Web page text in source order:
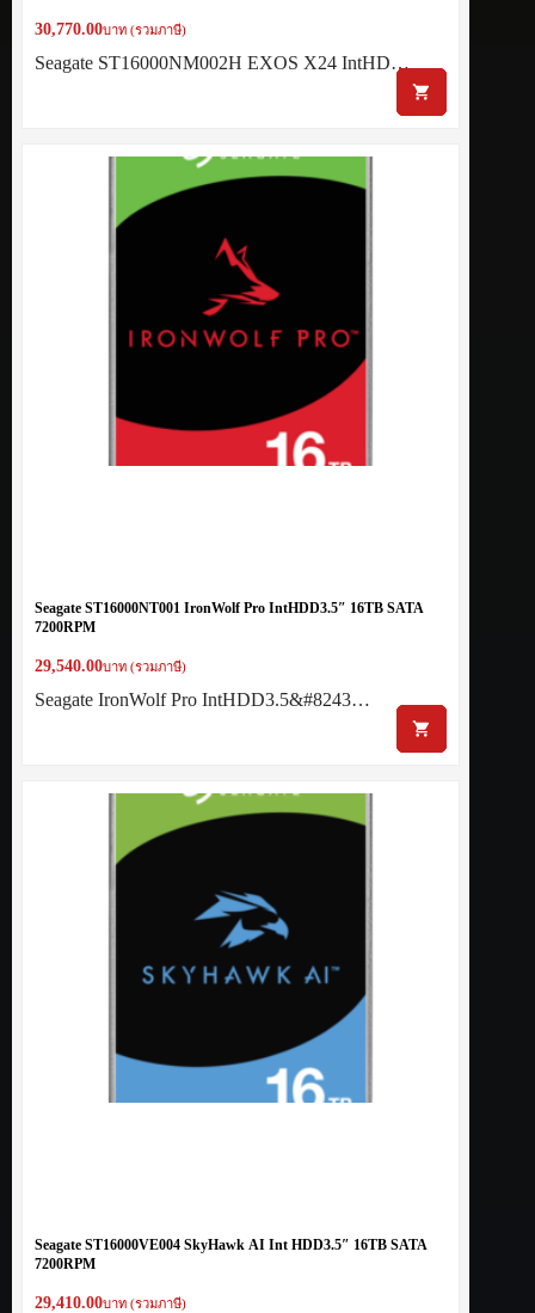
30,770.00บาท (รวมภาษี)
Seagate ST16000NM002H EXOS X24 IntHD…
Seagate ST16000NT001 IronWolf Pro IntHDD3.5″ 16TB SATA
7200RPM
29,540.00บาท (รวมภาษี)
Seagate IronWolf Pro IntHDD3.5&#8243…
Seagate ST16000VE004 SkyHawk AI Int HDD3.5″ 16TB SATA
7200RPM
29,410.00บาท (รวมภาษี)